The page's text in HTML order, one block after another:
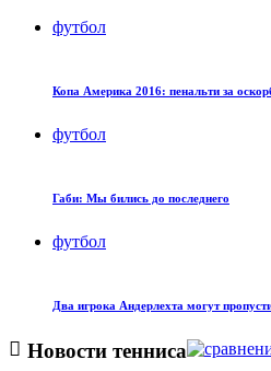
футбол
Копа Америка 2016: пенальти за
футбол
Габи: Мы бились до последнего
футбол
Два игрока Андерлехта могут
Новости тенниса